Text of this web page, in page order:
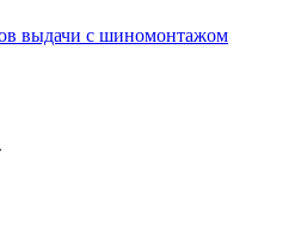
выдачи с шиномонтажом